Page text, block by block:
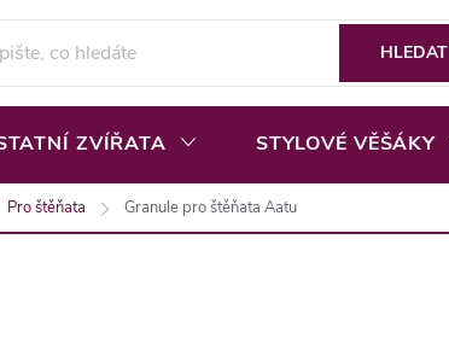
HLEDAT
ZVÍŘATA STYLOVÉ VĚŠÁKY
Pro štěňata Granule pro štěňata Aatu